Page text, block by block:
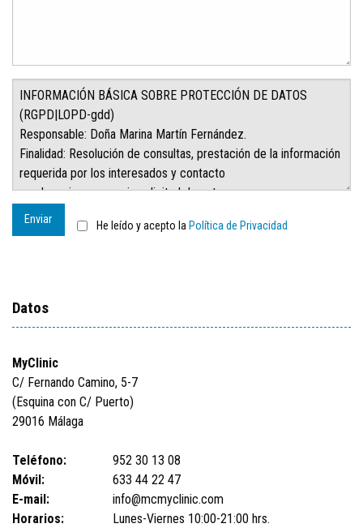
Enviar He leído y acepto la Política de Privacidad
Datos
MyClinic
C/ Fernando Camino, 5-7
(Esquina con C/ Puerto)
29016 Málaga
Teléfono:
952 30 13 08
Móvil:
633 44 22 47
E-mail:
info@mcmyclinic.com
Horarios:
Lunes-Viernes 10:00-21:00 hrs.